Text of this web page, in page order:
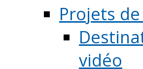
Projets
vidéo